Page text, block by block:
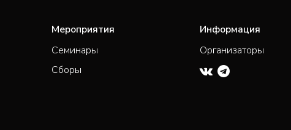
Мероприятия
Семинары
Сборы
Информация
Организаторы